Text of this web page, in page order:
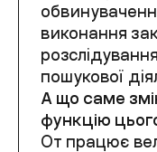
виконання
пошукової
А що саме
функцію
От працює